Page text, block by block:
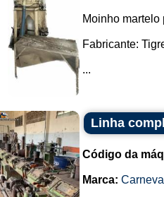
Moinho martelo
Fabricante:
...
Linha
Código da
Marca: